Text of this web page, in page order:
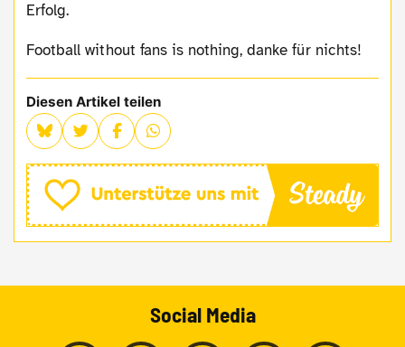
Erfolg.
Football without fans is nothing, danke für nichts!
Diesen Artikel teilen
Social Media